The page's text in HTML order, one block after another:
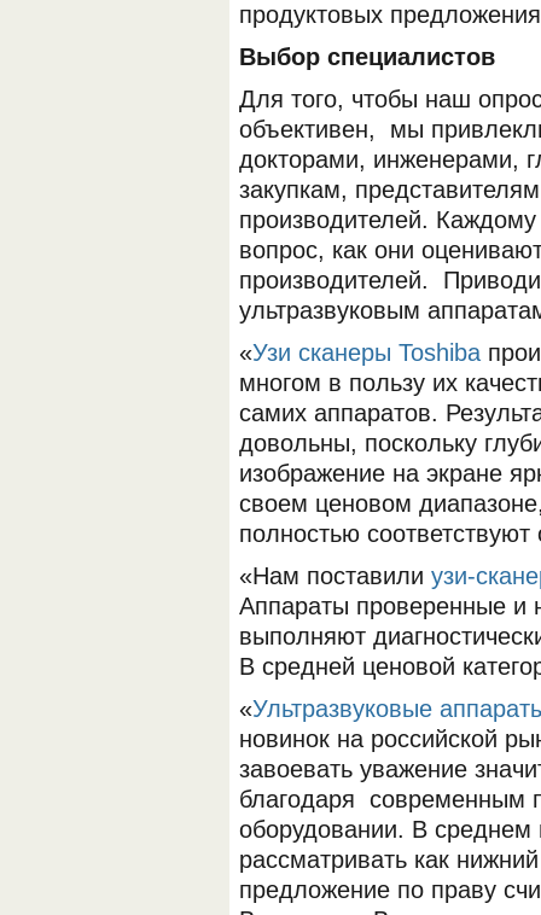
продуктовых
Выбор специалистов
Для того, чтобы наш
объективен, мы
докторами, инженерами,
закупкам,
производителей. Каждому
вопрос, как они
производителей.
ультразвуковым
«Узи сканеры Toshiba
многом в пользу их
самих аппаратов.
довольны, поскольку
изображение на экране
своем ценовом
полностью
«Нам поставили узи-
Аппараты проверенные и
выполняют
В средней ценовой
«Ультразвуковые
новинок на российской
завоевать уважение
благодаря современным
оборудовании. В среднем
рассматривать как
предложение по праву